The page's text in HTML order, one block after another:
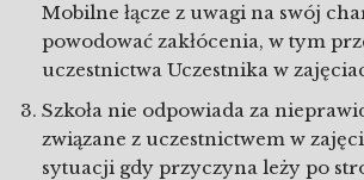
Mobilne łącze z uwagi na swój
powodować zakłócenia, w tym
uczestnictwa Uczestnika w
Szkoła nie odpowiada za
związane z uczestnictwem w
sytuacji gdy przyczyna leży po